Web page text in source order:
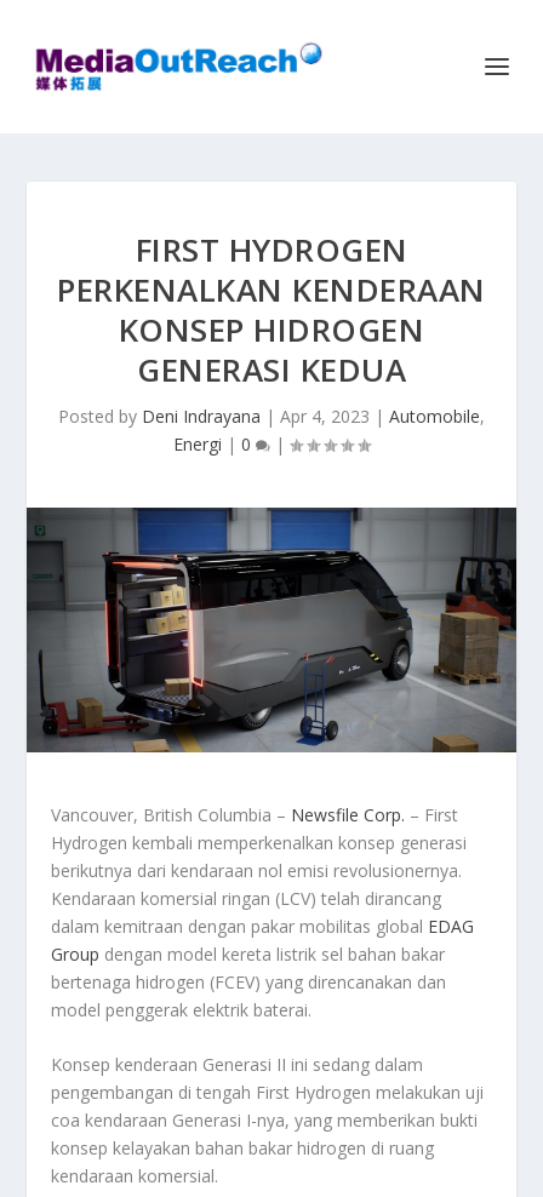
FIRST HYDROGEN
PERKENALKAN KENDERAAN
KONSEP HIDROGEN
GENERASI KEDUA
Posted by Deni Indrayana | Apr 4, 2023 | Automobile,
Energi | 0 |
Vancouver, British Columbia – Newsfile Corp. – First
Hydrogen kembali memperkenalkan konsep generasi
berikutnya dari kendaraan nol emisi revolusionernya.
Kendaraan komersial ringan (LCV) telah dirancang
dalam kemitraan dengan pakar mobilitas global EDAG
Group dengan model kereta listrik sel bahan bakar
bertenaga hidrogen (FCEV) yang direncanakan dan
model penggerak elektrik baterai.
Konsep kenderaan Generasi II ini sedang dalam
pengembangan di tengah First Hydrogen melakukan uji
coa kendaraan Generasi I-nya, yang memberikan bukti
konsep kelayakan bahan bakar hidrogen di ruang
kendaraan komersial.